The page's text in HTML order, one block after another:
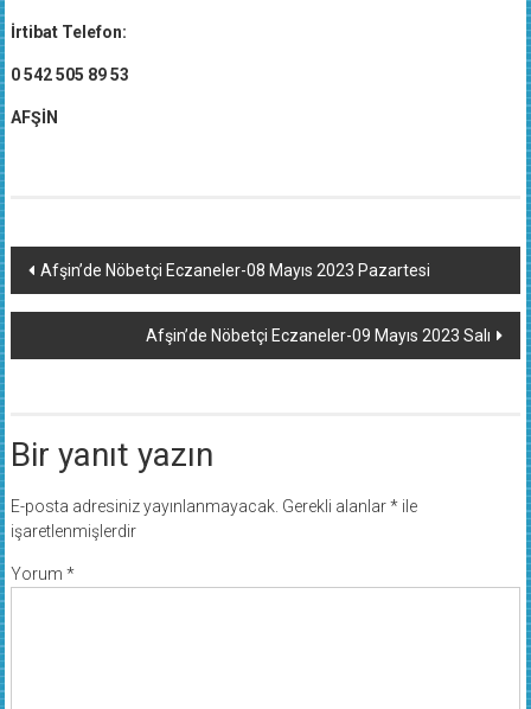
İrtibat Telefon:
0 542 505 89 53
AFŞİN
Yazı
dolaşımı
Afşin’de Nöbetçi Eczaneler-08 Mayıs 2023 Pazartesi
Afşin’de Nöbetçi Eczaneler-09 Mayıs 2023 Salı
Bir yanıt yazın
E-posta adresiniz yayınlanmayacak. Gerekli alanlar*ile
işaretlenmişlerdir
Yorum *